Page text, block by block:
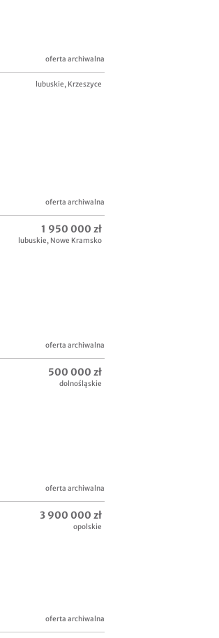
oferta archiwalna
lubuskie, Krzeszyce
oferta archiwalna
1 950 000 zł
lubuskie, Nowe Kramsko
oferta archiwalna
500 000 zł
dolnośląskie
oferta archiwalna
3 900 000 zł
opolskie
oferta archiwalna